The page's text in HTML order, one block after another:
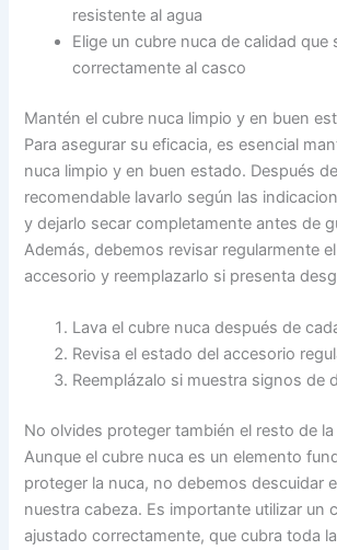
resistente al agua
Elige un cubre nuca de calidad que
correctamente al casco
Mantén el cubre nuca limpio y en buen
Para asegurar su eficacia, es esencial
nuca limpio y en buen estado. Después
recomendable lavarlo según las
y dejarlo secar completamente antes de
Además, debemos revisar regularmente
accesorio y reemplazarlo si presenta
Lava el cubre nuca después de
Revisa el estado del accesorio
Reemplázalo si muestra signos de
No olvides proteger también el resto de la
Aunque el cubre nuca es un elemento
proteger la nuca, no debemos descuidar
nuestra cabeza. Es importante utilizar un
ajustado correctamente, que cubra toda